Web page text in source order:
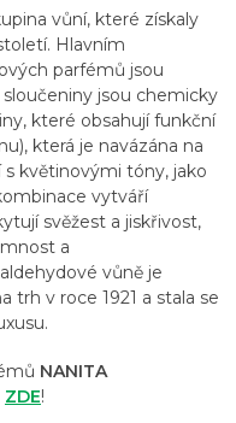
vůní, které získaly
Hlavním
parfémů jsou
jsou chemicky
které obsahují funkční
která je navázána na
květinovými tóny, jako
vytváří
svěžest a jiskřivost,
a
vůně je
trh v roce 1921 a stala se
NANITA
ZDE!